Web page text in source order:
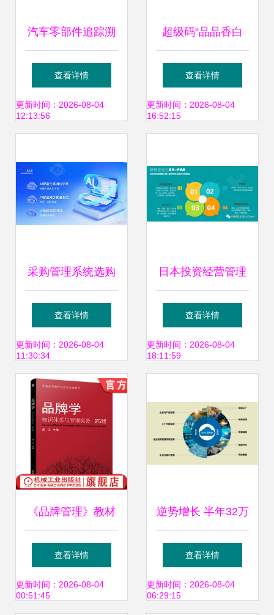
汽车零部件追踪溯
源系统 品牌营销与
管理的智能引擎
查看详情
更新时间：2026-08-04
12:13:56
超级码“品品香白
茶-产品数字身份证
项目”案例入选中国
案例 助力品牌管理
升级
查看详情
更新时间：2026-08-04
16:52:15
采购管理系统选购
指南与品牌推荐 如
何通过系统实现高
效品牌管理
查看详情
更新时间：2026-08-04
11:30:34
日本投资经营管理
项目 自创品牌护肤
品与日化用品的品
查看详情
更新时间：2026-08-04
18:11:59
《品牌管理》教材
之82组核心知识模
块解析
查看详情
更新时间：2026-08-04
00:51:45
逆势增长 半年32万
辆，捍卫中国商用
车第一品牌
查看详情
更新时间：2026-08-04
06:29:15